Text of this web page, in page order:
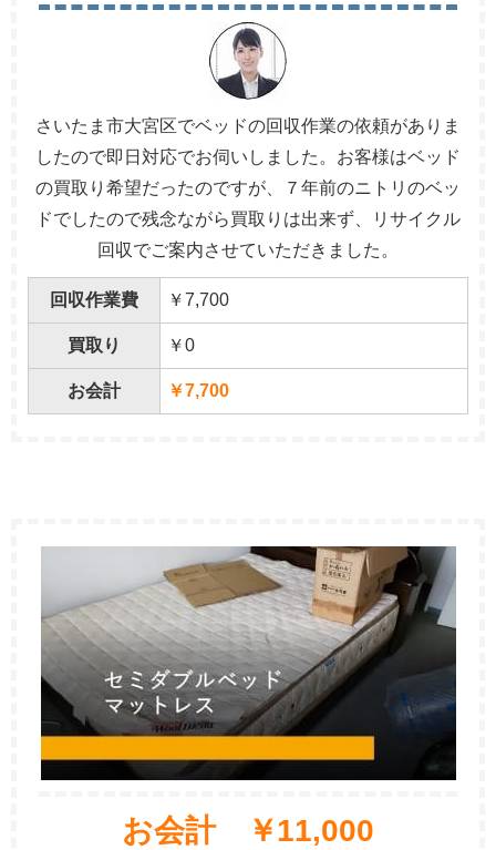
さいたま市大宮区でベッドの回収作業の依頼がありま
したので即日対応でお伺いしました。お客様はベッド
の買取り希望だったのですが、７年前のニトリのベッ
ドでしたので残念ながら買取りは出来ず、リサイクル
回収でご案内させていただきました。
回収作業費 ￥7,700
買取り ￥0
お会計 ￥7,700
お会計 ￥11,000